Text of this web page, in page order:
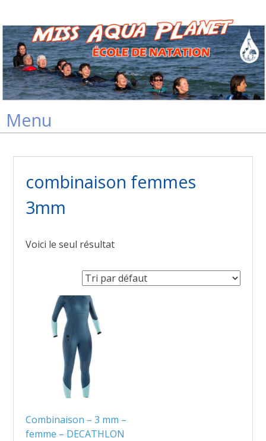
Menu
Skip
to
combinaison femmes
3mm
Voici le seul résultat
Combinaison – 3 mm –
femme – DECATHLON